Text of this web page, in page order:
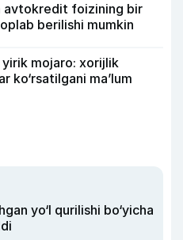
avtokredit foizining bir
berilishi mumkin
mojaro: xorijlik
ko‘rsatilgani ma’lum
yo‘l qurilishi bo‘yicha